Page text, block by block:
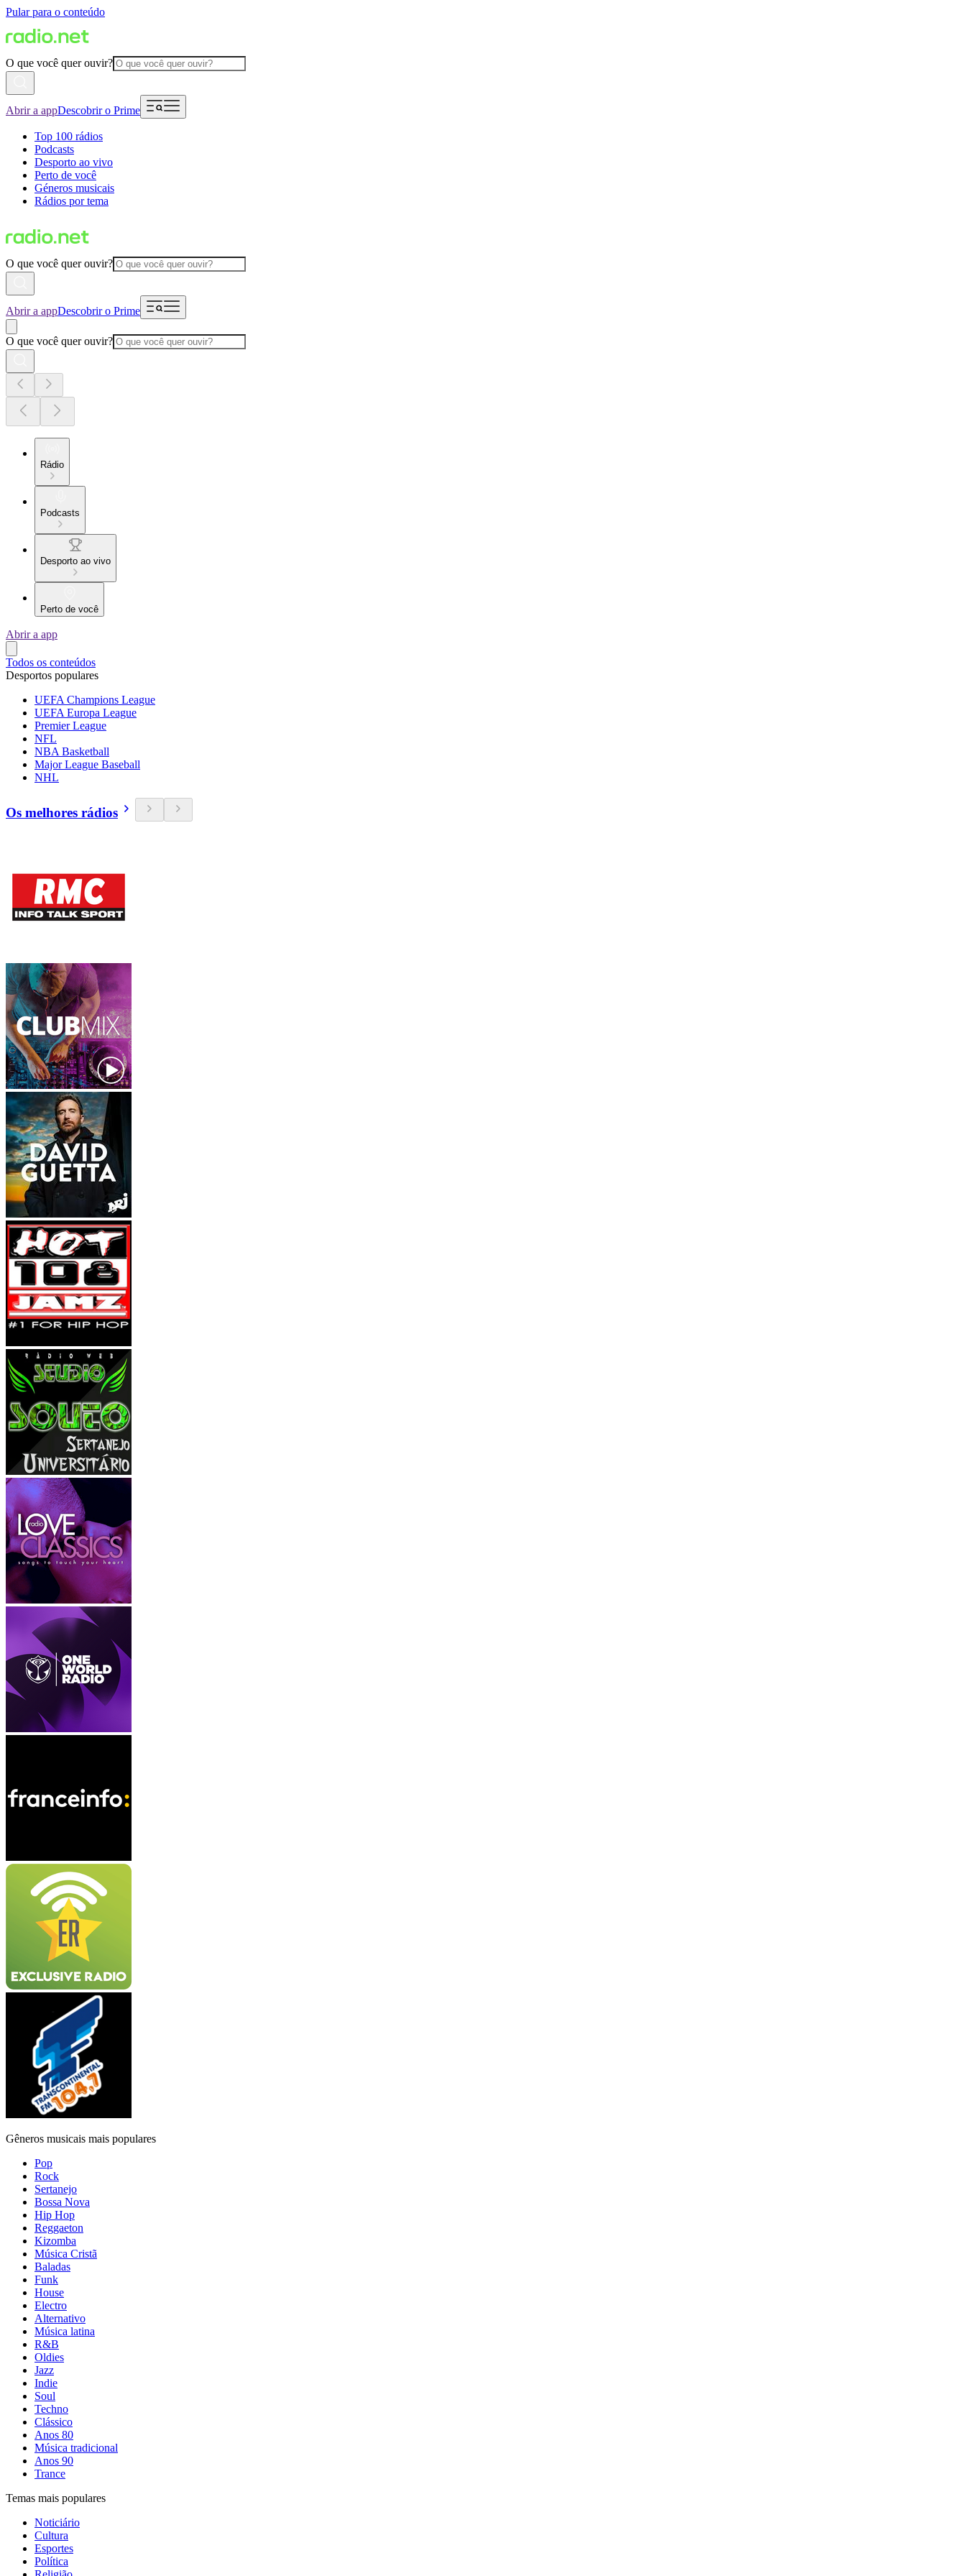
Pular para o conteúdo
O que você quer ouvir?
Abrir a appDescobrir o Prime
Top 100 rádios
Podcasts
Desporto ao vivo
Perto de você
Géneros musicais
Rádios por tema
O que você quer ouvir?
Abrir a appDescobrir o Prime
O que você quer ouvir?
Rádio
Podcasts
Desporto ao vivo
Perto de você
Abrir a app
Todos os conteúdos
Desportos populares
UEFA Champions League
UEFA Europa League
Premier League
NFL
NBA Basketball
Major League Baseball
NHL
Os melhores rádios
Gêneros musicais mais populares
Pop
Rock
Sertanejo
Bossa Nova
Hip Hop
Reggaeton
Kizomba
Música Cristã
Baladas
Funk
House
Electro
Alternativo
Música latina
R&B
Oldies
Jazz
Indie
Soul
Techno
Clássico
Anos 80
Música tradicional
Anos 90
Trance
Temas mais populares
Noticiário
Cultura
Esportes
Política